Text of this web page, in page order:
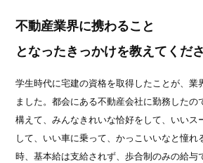
不動産業界に携わること
となったきっかけを教えてくださ
学生時代に宅建の資格を取得したことが、業
ました。都会にある不動産会社に勤務したの
構えて、みんなきれいな恰好をして、いいス
して、いい車に乗って、かっこいいなと憧れ
時、基本給は支給されず、歩合制のみの給与